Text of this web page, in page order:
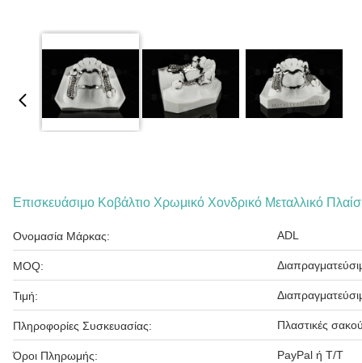
Επισκευάσιμο Κοβάλτιο Χρωμικό Χονδρικό Μεταλλικό
Ονομασία Μάρκας: ADL
MOQ:
Τιμή:
Πληροφορίες Συσκευασίας: Πλαστικές
Όροι Πληρωμής: PayPal ή T/T